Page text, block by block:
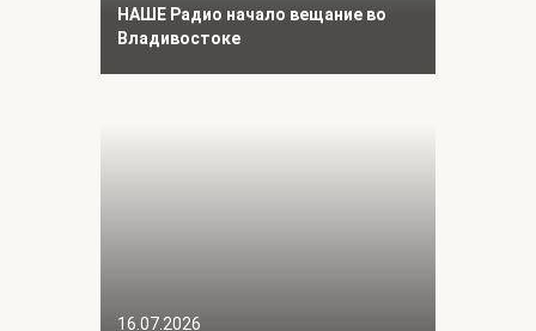
НАШЕ Радио начало вещание во
Владивостоке
16.07.2026